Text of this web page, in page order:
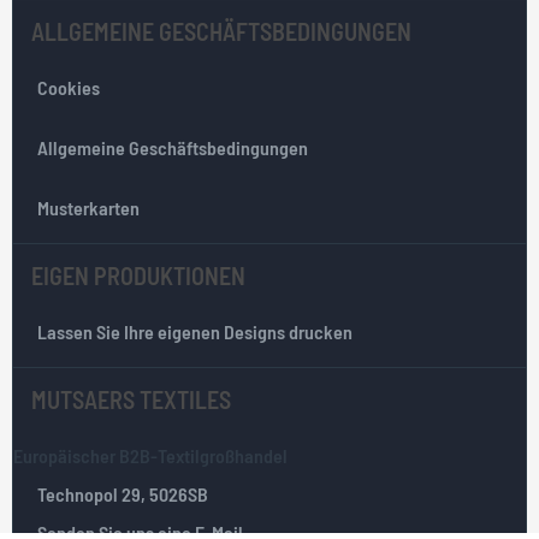
ALLGEMEINE GESCHÄFTSBEDINGUNGEN
Cookies
Allgemeine Geschäftsbedingungen
Musterkarten
EIGEN PRODUKTIONEN
Lassen Sie Ihre eigenen Designs drucken
MUTSAERS TEXTILES
Technopol 29, 5026SB
Senden Sie uns eine E-Mail